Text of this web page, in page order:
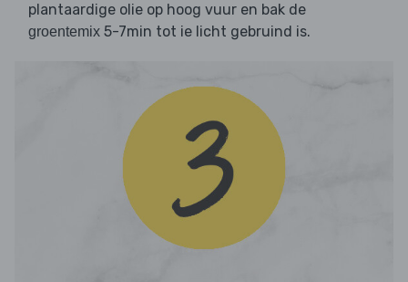
plantaardige olie op hoog vuur en bak de
groentemix 5-7min tot ie licht gebruind is.